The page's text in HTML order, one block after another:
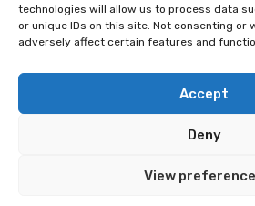
technologies will allow us to process data
or unique IDs on this site. Not consenting or
adversely affect certain features and
Accept
Deny
View
Copyright © 2024
Voorbehouden
BLOG CONTACT